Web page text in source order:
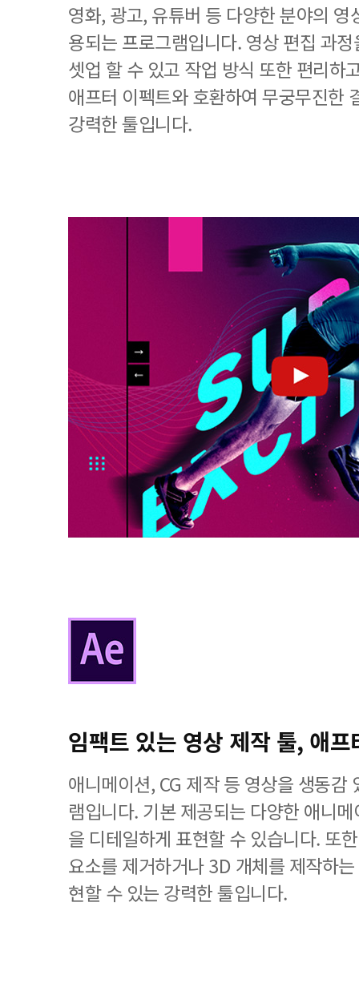
영화, 광고, 유튜버 등 다양한 분야의
용되는 프로그램입니다. 영상 편집 과
셋업 할 수 있고 작업 방식 또한 편리하
애프터 이펙트와 호환하여 무궁무진한
강력한 툴입니다.
임팩트 있는 영상 제작 툴, 애프
애니메이션, CG 제작 등 영상을 생동감
램입니다. 기본 제공되는 다양한 애니
을 디테일하게 표현할 수 있습니다. 또
요소를 제거하거나 3D 개체를 제작하
현할 수 있는 강력한 툴입니다.